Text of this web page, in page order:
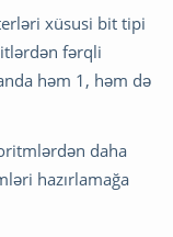
xüsusi bit tipi
fərqli
həm 1, həm də
daha
hazırlamağa